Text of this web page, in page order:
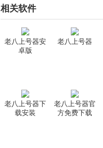
相关软件
老八上号器
老八上号器安
卓版
老八上号器官
方免费下载
老八上号器下
载安装